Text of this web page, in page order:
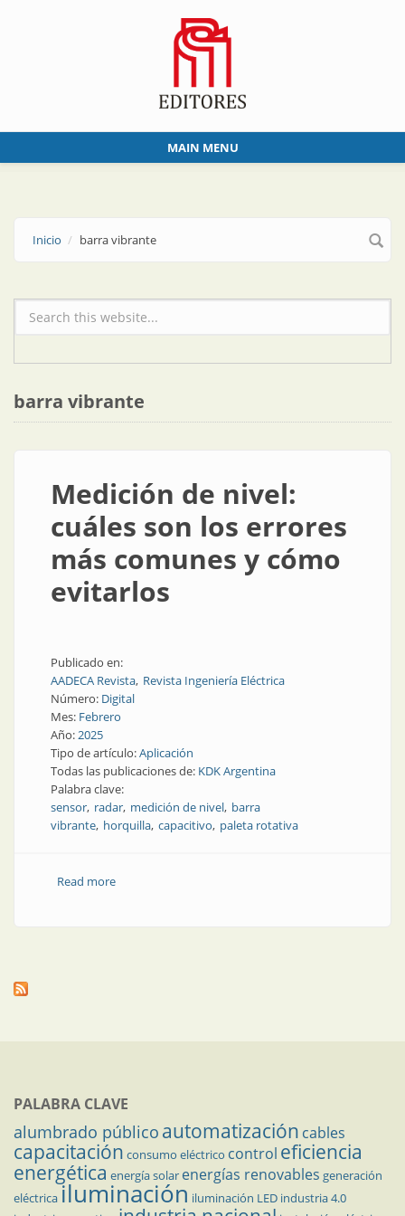
MAIN MENU
Inicio barra vibrante
Formulario de búsqueda
barra vibrante
Medición de nivel:
cuáles son los errores
más comunes y cómo
evitarlos
Publicado en:
AADECA Revista Revista Ingeniería Eléctrica
Número: Digital
Mes: Febrero
Año:2025
Tipo de artículo:Aplicación
Todas las publicaciones de: KDK Argentina
Palabra clave:
sensor radar medición de nivel barra
vibrante horquilla capacitivo paleta rotativa
Read moreabout Medición de nivel: cuáles son los errores más
PALABRA CLAVE
alumbrado público automatización cables
capacitación consumo eléctrico control eficiencia
energética energía solar energías renovables generación
eléctricailuminación iluminación LED industria 4.0